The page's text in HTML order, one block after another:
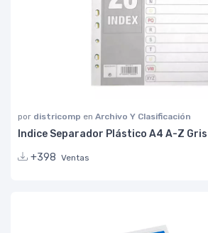
por districomp en Archivo Y Clasificación
Indice Separador Plástico A4 A-Z
+398 Ventas